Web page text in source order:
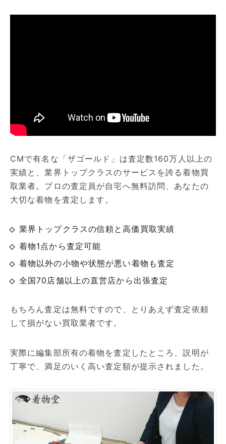
CMで有名な「ザゴールド」は査定数160万人以上の
実績と、業界トップクラスのサービスを誇る着物買
取業者。プロの査定員が自宅へ無料訪問、あなたの
大切な着物を査定します。
業界トップクラスの信頼と高価買取実績
着物1点から査定可能
着物以外の小物や状態が悪い着物も査定
全国70店舗以上の直営店から出張査定
もちろん査定は無料ですので、とりあえず査定依頼
して損がない買取業者です。
実際に編集部所有の着物を査定したところ、説明が
丁寧で、満足のいく高い査定額が提示されました。